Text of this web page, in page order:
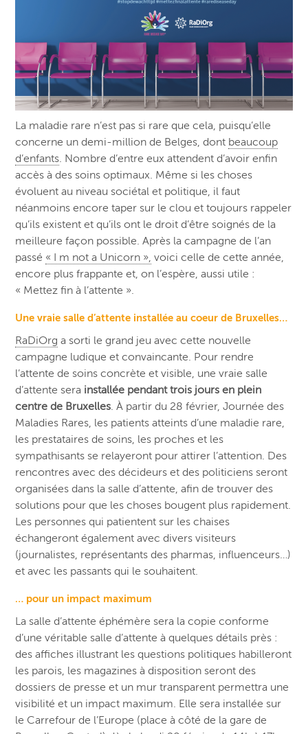
La maladie rare n’est pas si rare que cela, puisqu’elle
concerne un demi-million de Belges, dont beaucoup
d’enfants. Nombre d’entre eux attendent d’avoir enfin
accès à des soins optimaux. Même si les choses
évoluent au niveau sociétal et politique, il faut
néanmoins encore taper sur le clou et toujours rappeler
qu’ils existent et qu’ils ont le droit d’être soignés de la
meilleure façon possible. Après la campagne de l’an
passé « I m not a Unicorn », voici celle de cette année,
encore plus frappante et, on l’espère, aussi utile :
« Mettez fin à l’attente ».
Une vraie salle d’attente installée au coeur de Bruxelles…
RaDiOrg a sorti le grand jeu avec cette nouvelle
campagne ludique et convaincante. Pour rendre
l’attente de soins concrète et visible, une vraie salle
d’attente sera installée pendant trois jours en plein
centre de Bruxelles. À partir du 28 février, Journée des
Maladies Rares, les patients atteints d’une maladie rare,
les prestataires de soins, les proches et les
sympathisants se relayeront pour attirer l’attention. Des
rencontres avec des décideurs et des politiciens seront
organisées dans la salle d’attente, afin de trouver des
solutions pour que les choses bougent plus rapidement.
Les personnes qui patientent sur les chaises
échangeront également avec divers visiteurs
(journalistes, représentants des pharmas, influenceurs…)
et avec les passants qui le souhaitent.
… pour un impact maximum
La salle d’attente éphémère sera la copie conforme
d’une véritable salle d’attente à quelques détails près :
des affiches illustrant les questions politiques habilleront
les parois, les magazines à disposition seront des
dossiers de presse et un mur transparent permettra une
visibilité et un impact maximum. Elle sera installée sur
le Carrefour de l’Europe (place à côté de la gare de